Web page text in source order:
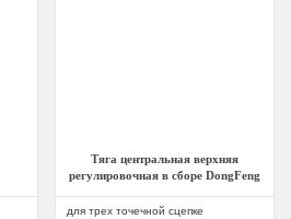
Тяга центральная верхняя
регулировочная в сборе DongFeng
240/244
для трех точечной сцепке